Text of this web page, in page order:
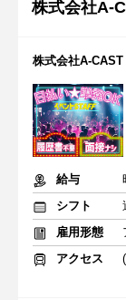
株式会社A-
株式会社A-
給与
シフト
雇用形態
アクセス